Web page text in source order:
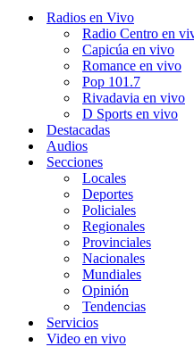
Radios en Vivo
Radio Centro en
Capicúa en vivo
Romance en vivo
Pop 101.7
Rivadavia en vivo
D Sports en vivo
Destacadas
Audios
Secciones
Locales
Deportes
Policiales
Regionales
Provinciales
Nacionales
Mundiales
Opinión
Tendencias
Servicios
Video en vivo